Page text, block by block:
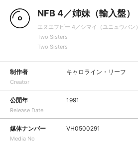
NFB 4／姉妹（輸入盤）
エヌエフビー 4／シマイ（ユニュウバン）
Two Sisters
Two Sisters
制作者
Creator
キャロライン・リーフ
公開年
Release Date
1991
媒体ナンバー
Media No
VH0500291